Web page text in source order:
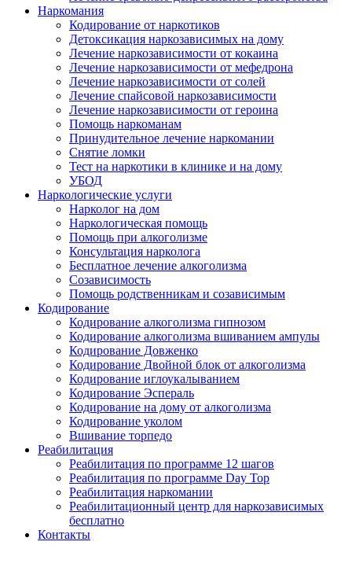
Наркомания
Кодирование от наркотиков
Детоксикация наркозависимых на дому
Лечение наркозависимости от кокаина
Лечение наркозависимости от мефедрона
Лечение наркозависимости от солей
Лечение спайсовой наркозависимости
Лечение наркозависимости от героина
Помощь наркоманам
Принудительное лечение наркомании
Снятие ломки
Тест на наркотики в клинике и на дому
УБОД
Наркологические услуги
Нарколог на дом
Наркологическая помощь
Помощь при алкоголизме
Консультация нарколога
Бесплатное лечение алкоголизма
Созависимость
Помощь родственникам и созависимым
Кодирование
Кодирование алкоголизма гипнозом
Кодирование алкоголизма вшиванием ампулы
Кодирование Довженко
Кодирование Двойной блок от алкоголизма
Кодирование иглоукалыванием
Кодирование Эспераль
Кодирование на дому от алкоголизма
Кодирование уколом
Вшивание торпедо
Реабилитация
Реабилитация по программе 12 шагов
Реабилитация по программе Day Top
Реабилитация наркомании
Реабилитационный центр для наркозависимых
бесплатно
Контакты